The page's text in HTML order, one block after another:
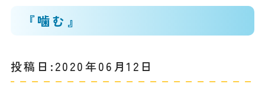
『噛む』
投稿日:2020年06月12日